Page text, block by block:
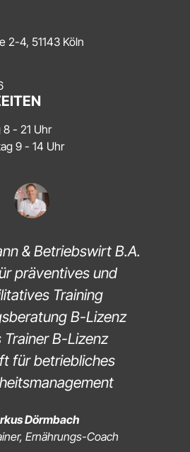
2-4, 51143 Köln
- 21 Uhr
9 - 14 Uhr
& Betriebswirt B.A.
präventives und
Training
B-Lizenz
Trainer B-Lizenz
für betriebliches
Dörmbach
Ernährungs-Coach